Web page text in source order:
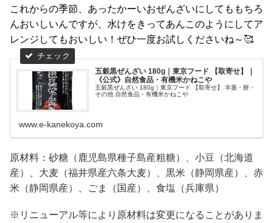
これからの季節、あったかーいおぜんざいにしてももちろ
んおいしいんですが、水けをきってあんこのようにしてア
レンジしてもおいしい！ぜひ一度お試しくださいね～ 🥰
五穀黒ぜんざい 180g｜東京フード 【取寄せ】｜
《公式》自然食品・有機米かねこや
五穀黒ぜんざい 180g｜東京フード 【取寄せ】 羊羹・餅・
その他 自然食品・有機米かねこや
www.e-kanekoya.com
原材料：砂糖（鹿児島県種子島産粗糖）、小豆（北海道
産）、大麦（福井県産六条大麦）、黒米（静岡県産）、赤
米（静岡県産）、ごま（国産）、食塩（兵庫県）
※リニューアル等により原材料は変更になることがありま